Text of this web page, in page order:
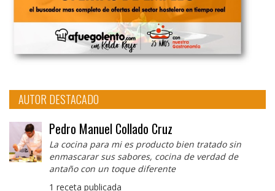
AUTOR DESTACADO
Pedro Manuel Collado Cruz
La cocina para mi es producto bien tratado sin
enmascarar sus sabores, cocina de verdad de
antaño con un toque diferente
1 receta publicada